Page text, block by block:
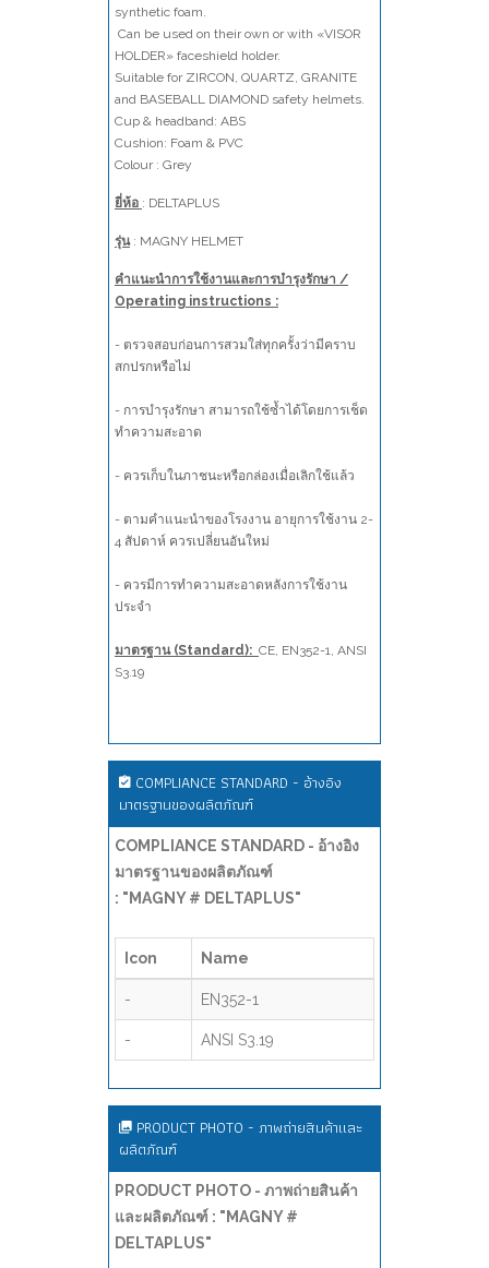
synthetic foam.
Can be used on their own or with «VISOR
HOLDER» faceshield holder.
Suitable for ZIRCON, QUARTZ, GRANITE
and BASEBALL DIAMOND safety helmets.
Cup & headband: ABS
Cushion: Foam & PVC
Colour : Grey
ยี่ห้อ : DELTAPLUS
รุ่น: MAGNY HELMET
คำแนะนำการใช้งานและการบำรุงรักษา /
Operating instructions :
- ตรวจสอบก่อนการสวมใส่ทุกครั้งว่ามีคราบ
สกปรกหรือไม่
- การบำรุงรักษา สามารถใช้ซ้ำได้โดยการเช็ด
ทำความสะอาด
- ควรเก็บในภาชนะหรือกล่องเมื่อเลิกใช้แล้ว
- ตามคำแนะนำของโรงงาน อายุการใช้งาน 2-
4 สัปดาห์ ควรเปลี่ยนอันใหม่
- ควรมีการทำความสะอาดหลังการใช้งาน
ประจำ
มาตรฐาน (Standard): CE, EN352-1, ANSI
S3.19
COMPLIANCE STANDARD - อ้างอิง
มาตรฐานของผลิตภัณฑ์
COMPLIANCE STANDARD - อ้างอิง
มาตรฐานของผลิตภัณฑ์
: "MAGNY # DELTAPLUS"
Icon Name
- EN352-1
- ANSI S3.19
PRODUCT PHOTO - ภาพถ่ายสินค้าและ
ผลิตภัณฑ์
PRODUCT PHOTO - ภาพถ่ายสินค้า
และผลิตภัณฑ์ : "MAGNY #
DELTAPLUS"